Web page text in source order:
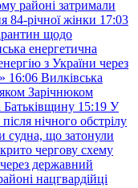
районі затримали
84-річної жінки 17:03
щодо
енергетична
з України через
16:06 Вилківська
Зарічнюком
Батьківщину 15:19 У
нічного обстрілу
судна, що затонули
чергову схему
державний
нацгвардійці